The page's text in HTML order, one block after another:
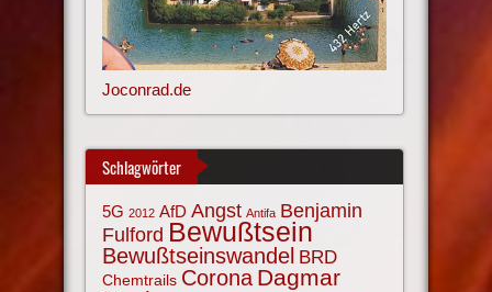
Joconrad.de
Schlagwörter
5G 2012 AfD Angst Antifa Benjamin
Fulford Bewußtsein
Bewußtseinswandel BRD
Chemtrails Corona Dagmar